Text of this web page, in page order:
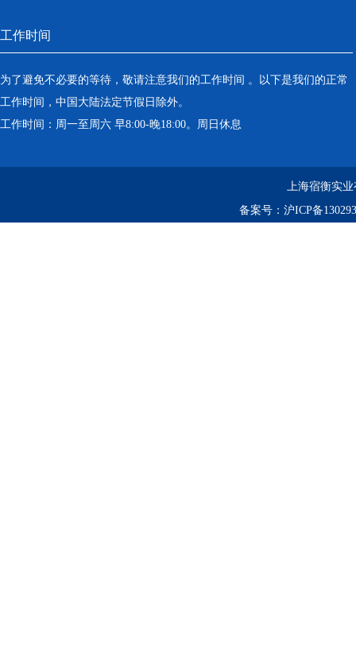
工作时间
为了避免不必要的等待，敬请注意我们的工作时间 。以下是我们的正常
工作时间，中国大陆法定节假日除外。
工作时间：周一至周六 早8:00-晚18:00。周日休息
上海宿衡实
备案号： 沪ICP备